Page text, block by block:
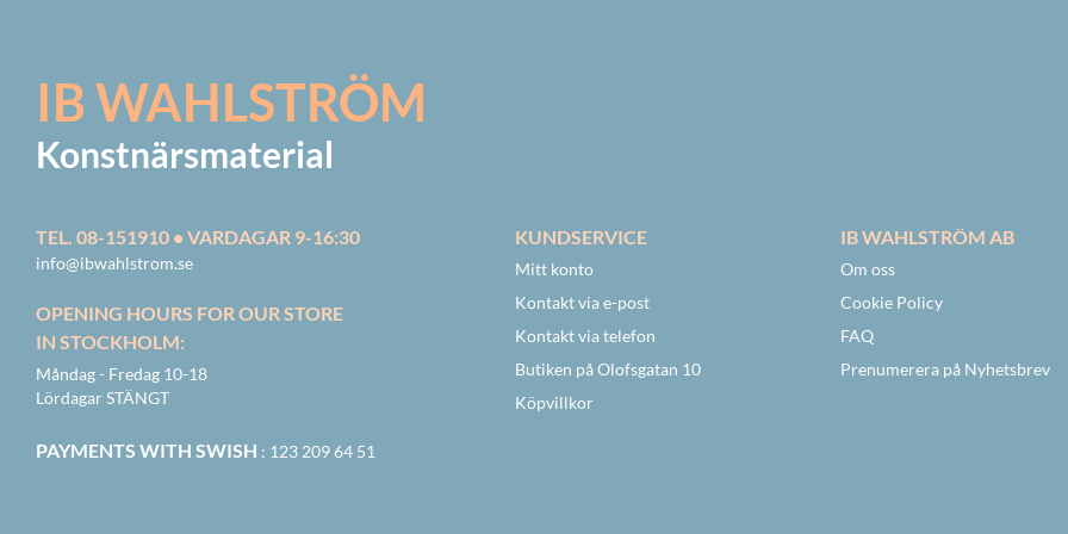
IB WAHLSTRÖM
Konstnärsmaterial
TEL. 08-151910 • VARDAGAR 9-16:30
info@ibwahlstrom.se
OPENING HOURS FOR OUR STORE
IN STOCKHOLM:
Måndag - Fredag 10-18
Lördagar STÄNGT
PAYMENTS WITH SWISH : 123 209 64 51
KUNDSERVICE
Mitt konto
Kontakt via e-post
Kontakt via telefon
Butiken på Olofsgatan 10
Köpvillkor
IB WAHLSTRÖM AB
Om oss
Cookie Policy
FAQ
Prenumerera på Nyhetsbrev